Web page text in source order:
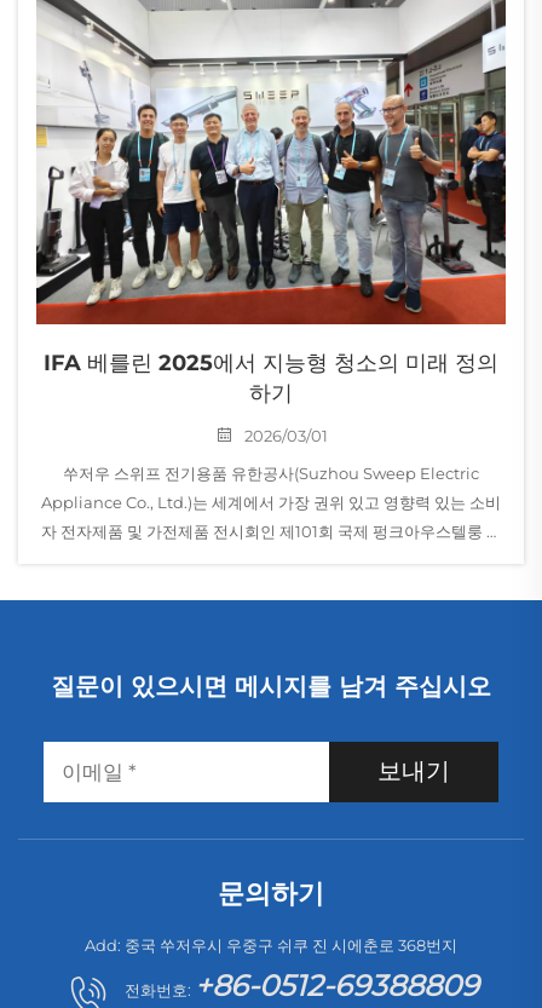
IFA 베를린 2025에서 지능형 청소의 미래 정의
하기
2026/03/01
쑤저우 스위프 전기용품 유한공사(Suzhou Sweep Electric
Appliance Co., Ltd.)는 세계에서 가장 권위 있고 영향력 있는 소비
자 전자제품 및 가전제품 전시회인 제101회 국제 펑크아우스텔룽 베
질문이 있으시면 메시지를 남겨 주십시오
보내기
문의하기
Add: 중국 쑤저우시 우중구 쉬쿠 진 시에춘로 368번지
전화번호: +86-0512-69388809